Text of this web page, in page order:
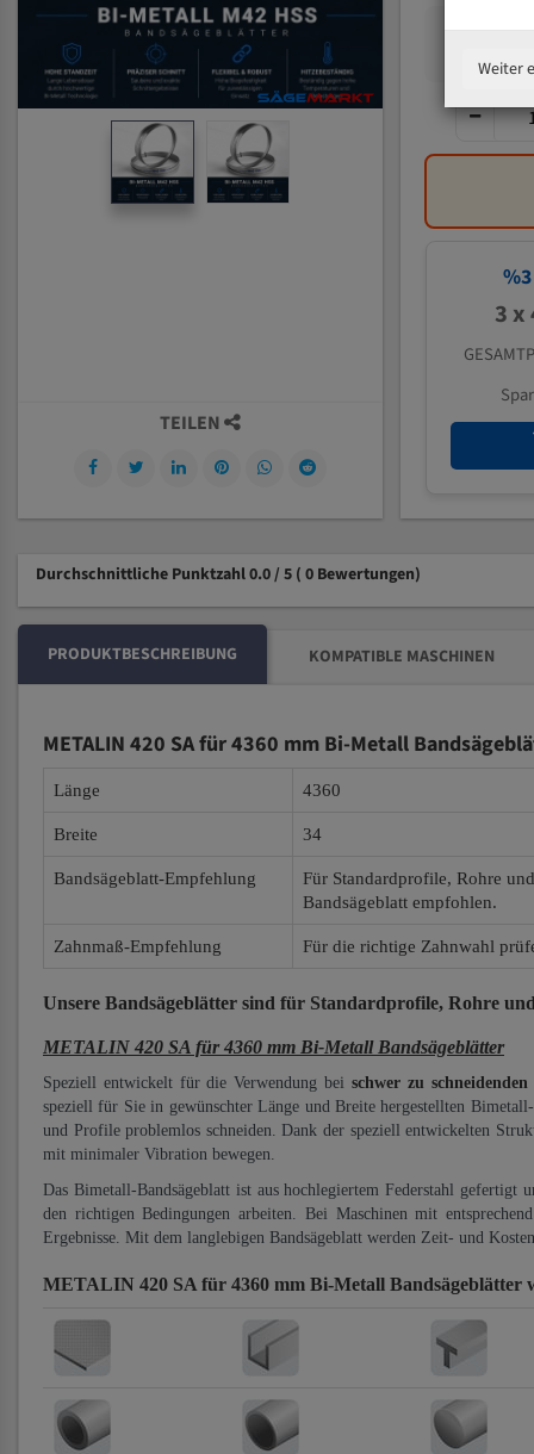
%3
3 x
TEILEN
Durchschnittliche Punktzahl 0.0 / 5 ( 0 Bewertungen)
PRODUKTBESCHREIBUNG KOMPATIBLE MASCHINEN
METALIN 420 SA für 4360 mm Bi-Metall
Länge 4360
Breite 34
Bandsägeblatt-Empfehlung
Für Standardprofile, Rohre
Bandsägeblatt empfohlen.
Zahnmaß-Empfehlung Für die richtige Zahnwahl
Unsere Bandsägeblätter sind für Standardprofile, Rohre
METALIN 420 SA für 4360 mm Bi-Metall Bandsägeblätter
Speziell entwickelt für die Verwendung bei schwer zu
speziell für Sie in gewünschter Länge und Breite hergestellten
und Profile problemlos schneiden. Dank der speziell entwickelten
mit minimaler Vibration bewegen.
Das Bimetall-Bandsägeblatt ist aus hochlegiertem Federstahl
den richtigen Bedingungen arbeiten. Bei Maschinen mit
Ergebnisse. Mit dem langlebigen Bandsägeblatt werden Zeit- und
METALIN 420 SA für 4360 mm Bi-Metall Bandsägeblätter
Weiter